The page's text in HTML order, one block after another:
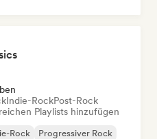
Indie-RockPost-Rock
Playlists hinzufügen
Rock
Progressiver Rock